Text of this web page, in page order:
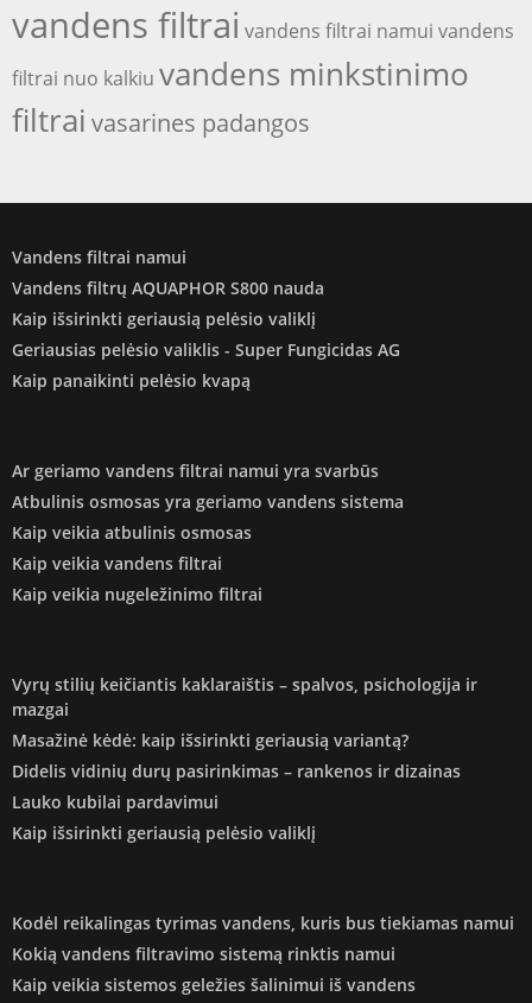
vandens filtrai vandens filtrai namui vandens
filtrai nuo kalkiu vandens minkstinimo
filtrai vasarines padangos
Vandens filtrai namui
Vandens filtrų AQUAPHOR S800 nauda
Kaip išsirinkti geriausią pelėsio valiklį
Geriausias pelėsio valiklis - Super Fungicidas AG
Kaip panaikinti pelėsio kvapą
Ar geriamo vandens filtrai namui yra svarbūs
Atbulinis osmosas yra geriamo vandens sistema
Kaip veikia atbulinis osmosas
Kaip veikia vandens filtrai
Kaip veikia nugeležinimo filtrai
Vyrų stilių keičiantis kaklaraištis – spalvos, psichologija ir
mazgai
Masažinė kėdė: kaip išsirinkti geriausią variantą?
Didelis vidinių durų pasirinkimas – rankenos ir dizainas
Lauko kubilai pardavimui
Kaip išsirinkti geriausią pelėsio valiklį
Kodėl reikalingas tyrimas vandens, kuris bus tiekiamas namui
Kokią vandens filtravimo sistemą rinktis namui
Kaip veikia sistemos geležies šalinimui iš vandens